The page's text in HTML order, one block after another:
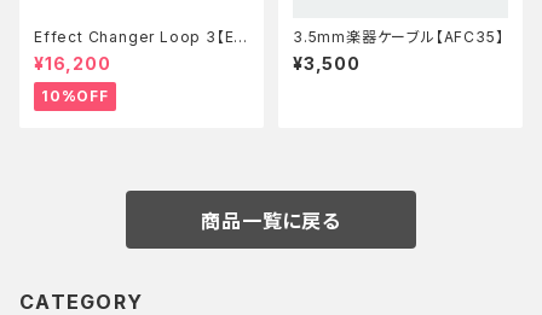
Effect Changer Loop 3【EC
L3】
¥16,200
10%OFF
3.5mm楽器ケーブル【AFC35】
¥3,500
商品一覧に戻る
CATEGORY